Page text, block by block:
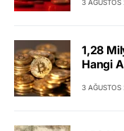
3 AĞUSTOS
1,28
Hangi
3 AĞUSTOS